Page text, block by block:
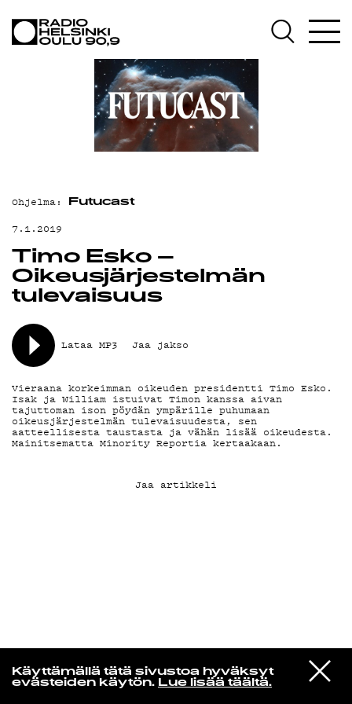
Käyttämällä tätä sivustoa hyväksyt
evästeiden käytön. Lue lisää täältä.
VIESTI
STUDIOON
Mariya Takeuchi
シェットランドに頬をうずめて
AJANKOHTAISTA
OHJELMAT
TEKIJÄT
ON-DEMAND
MAINOSTA
YHTEYSTIEDOT
G LIVELAB
YSTÄVÄKLUBI
TIETOSUOJA
KIRJAUDU SISÄÄN
Ohjelma: Futucast
7.1.2019
Timo Esko –
Oikeusjärjestelmän
tulevaisuus
Lataa MP3 Jaa jakso
Vieraana korkeimman oikeuden presidentti Timo Esko.
Isak ja William istuivat Timon kanssa aivan
tajuttoman ison pöydän ympärille puhumaan
oikeusjärjestelmän tulevaisuudesta, sen
aatteellisesta taustasta ja vähän lisää oikeudesta.
Mainitsematta Minority Reportia kertaakaan.
Jaa artikkeli